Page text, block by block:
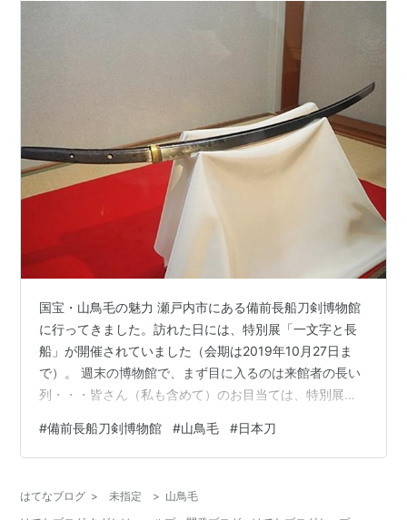
国宝・山鳥毛の魅力 瀬戸内市にある備前長船刀剣博物館
に行ってきました。訪れた日には、特別展「一文字と長
船」が開催されていました（会期は2019年10月27日ま
で）。 週末の博物館で、まず目に入るのは来館者の長い
列・・・皆さん（私も含めて）のお目当ては、特別展会
（山鳥毛）」。備前の刀工集団の中でも名高い福岡一文
字派の作と言われ、上杉謙信も愛したという名刀です。
刀のうち、上杉景勝が特に好んだもの）の一つでもある
#備前長船刀剣博物館 #山鳥毛 #日本刀
はてなブログ > 未指定 > 山鳥毛